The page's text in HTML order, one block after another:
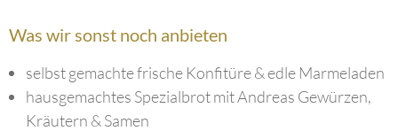
Was wir sonst noch anbieten
selbst gemachte frische Konfitüre & edle Marmeladen
hausgemachtes Spezialbrot mit Andreas Gewürzen,
Kräutern & Samen